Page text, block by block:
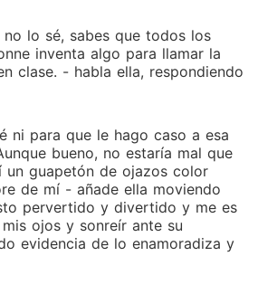
lo sé, sabes que todos los
inventa algo para llamar la
clase. - habla ella, respondiendo
ni para que le hago caso a esa
bueno, no estaría mal que
un guapetón de ojazos color
de mí - añade ella moviendo
pervertido y divertido y me es
ojos y sonreír ante su
evidencia de lo enamoradiza y